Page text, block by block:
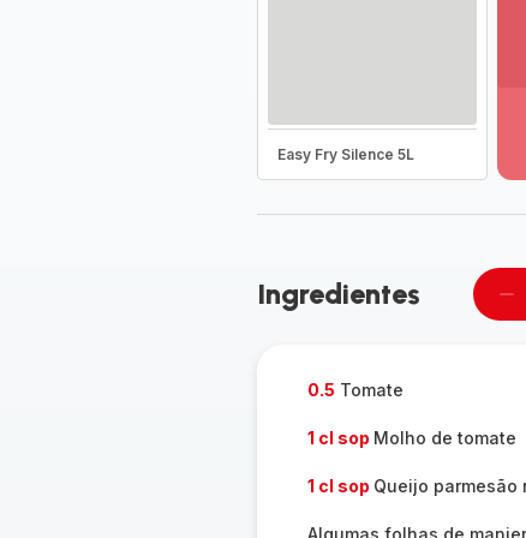
Easy Fry Silence 5L
-
Ingredientes
0.5 Tomate
1 cl sop Molho de tomate
1 cl sop Queijo parmesão
Algumas folhas de